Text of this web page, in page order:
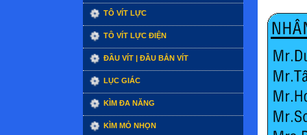
TÔ VÍT LỰC
TÔ VÍT LỰC ĐIỆN
ĐẦU VÍT | ĐẦU BẮN VÍT
LỤC GIÁC
KÌM ĐA NĂNG
KÌM MỎ NHỌN